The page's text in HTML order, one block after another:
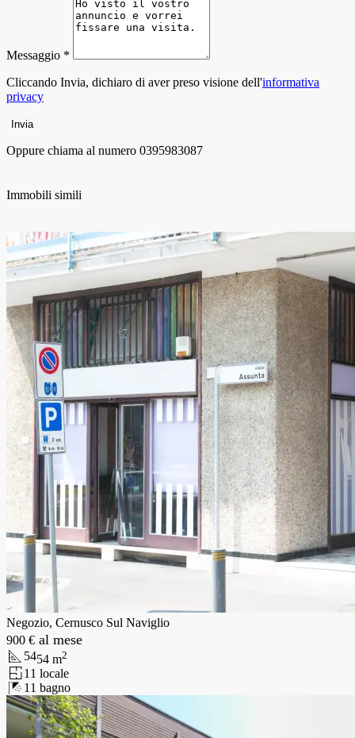
Messaggio *
Cliccando Invia, dichiaro di aver preso visione dell'informativa
privacy
Invia
Oppure chiama al numero 0395983087
Immobili simili
Negozio, Cernusco Sul Naviglio
900 € al mese
5454 m2
1 1 locale
1 1 bagno